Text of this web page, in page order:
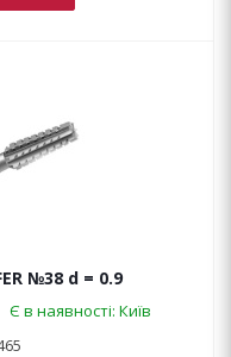
№38 d = 0.9
Є в наявності: Київ